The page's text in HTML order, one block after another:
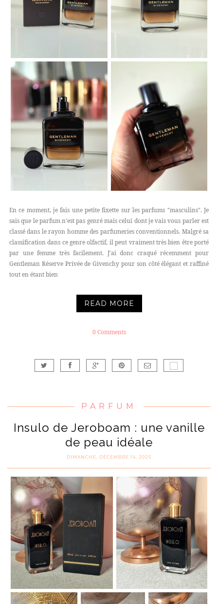
En ce moment, je fais une petite fixette sur les parfums "masculins". Je
sais que le parfum n'est pas genré mais celui dont je vais vous parler est
classé dans le rayon homme des parfumeries conventionnels. Malgré sa
classification dans ce genre olfactif, il peut vraiment très bien être porté
par une femme très facilement. J'ai donc craqué récemment pour
Gentleman Réserve Privée de Givenchy pour son côté élégant et raffiné
tout en étant bien
READ MORE
0 Comments
PARFUM
Insulo de Jeroboam : une vanille
de peau idéale
DIMANCHE, DÉCEMBRE 14, 2025